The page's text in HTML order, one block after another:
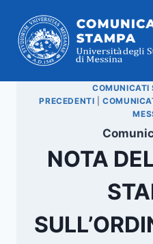
contenuto
COMUNICATI
PRECEDENTI |
NOTA